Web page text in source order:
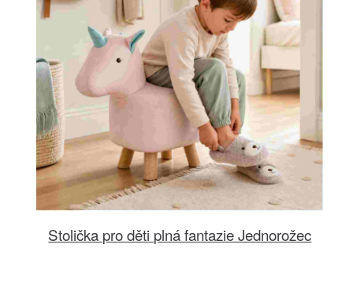
Stolička pro děti plná fantazie Jednorožec